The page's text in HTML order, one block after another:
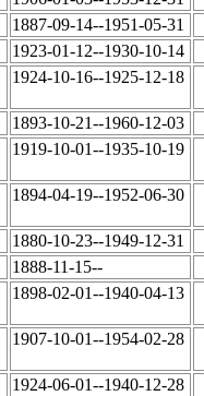
1887-09-14--1951-05-31
1923-01-12--1930-10-14
1924-10-16--1925-12-18
1893-10-21--1960-12-03
1919-10-01--1935-10-19
1894-04-19--1952-06-30
1880-10-23--1949-12-31
1888-11-15--
1898-02-01--1940-04-13
1907-10-01--1954-02-28
1924-06-01--1940-12-28